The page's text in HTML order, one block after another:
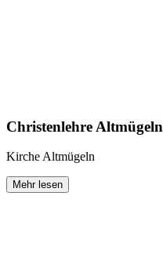
Christenlehre Altmügeln
Kirche Altmügeln
Mehr lesen